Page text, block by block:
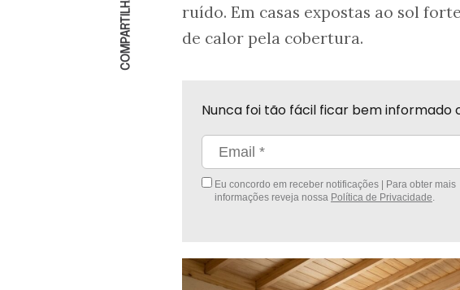
COMPARTILHAR
ruído. Em casas expostas ao sol
de calor pela cobertura.
Nunca foi tão fácil ficar bem informado
Eu concordo em receber notificações | Para obter mais
informações reveja nossa Política de Privacidade.